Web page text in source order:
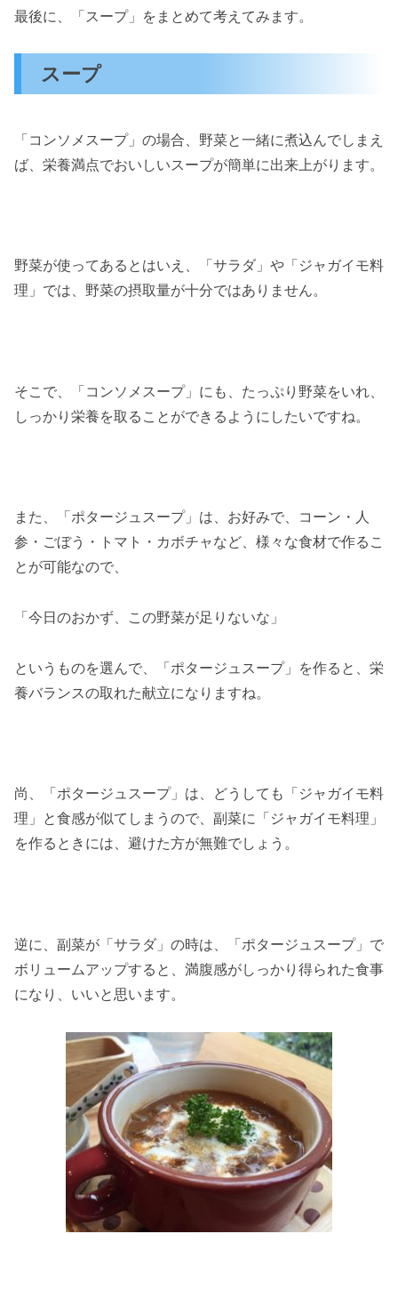
最後に、「スープ」をまとめて考えてみます。
スープ
「コンソメスープ」の場合、野菜と一緒に煮込んでしまえ
ば、栄養満点でおいしいスープが簡単に出来上がります。
野菜が使ってあるとはいえ、「サラダ」や「ジャガイモ料
理」では、野菜の摂取量が十分ではありません。
そこで、「コンソメスープ」にも、たっぷり野菜をいれ、
しっかり栄養を取ることができるようにしたいですね。
また、「ポタージュスープ」は、お好みで、コーン・人
参・ごぼう・トマト・カボチャなど、様々な食材で作るこ
とが可能なので、
「今日のおかず、この野菜が足りないな」
というものを選んで、「ポタージュスープ」を作ると、栄
養バランスの取れた献立になりますね。
尚、「ポタージュスープ」は、どうしても「ジャガイモ料
理」と食感が似てしまうので、副菜に「ジャガイモ料理」
を作るときには、避けた方が無難でしょう。
逆に、副菜が「サラダ」の時は、「ポタージュスープ」で
ボリュームアップすると、満腹感がしっかり得られた食事
になり、いいと思います。